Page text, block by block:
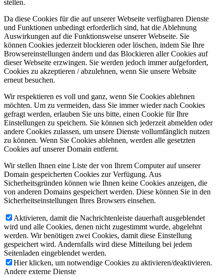
stellen.
Da diese Cookies für die auf unserer Webseite verfügbaren Dienste
und Funktionen unbedingt erforderlich sind, hat die Ablehnung
Auswirkungen auf die Funktionsweise unserer Webseite. Sie
können Cookies jederzeit blockieren oder löschen, indem Sie Ihre
Browsereinstellungen ändern und das Blockieren aller Cookies auf
dieser Webseite erzwingen. Sie werden jedoch immer aufgefordert,
Cookies zu akzeptieren / abzulehnen, wenn Sie unsere Website
erneut besuchen.
Wir respektieren es voll und ganz, wenn Sie Cookies ablehnen
möchten. Um zu vermeiden, dass Sie immer wieder nach Cookies
gefragt werden, erlauben Sie uns bitte, einen Cookie für Ihre
Einstellungen zu speichern. Sie können sich jederzeit abmelden oder
andere Cookies zulassen, um unsere Dienste vollumfänglich nutzen
zu können. Wenn Sie Cookies ablehnen, werden alle gesetzten
Cookies auf unserer Domain entfernt.
Wir stellen Ihnen eine Liste der von Ihrem Computer auf unserer
Domain gespeicherten Cookies zur Verfügung. Aus
Sicherheitsgründen können wie Ihnen keine Cookies anzeigen, die
von anderen Domains gespeichert werden. Diese können Sie in den
Sicherheitseinstellungen Ihres Browsers einsehen.
Aktivieren, damit die Nachrichtenleiste dauerhaft ausgeblendet
wird und alle Cookies, denen nicht zugestimmt wurde, abgelehnt
werden. Wir benötigen zwei Cookies, damit diese Einstellung
gespeichert wird. Andernfalls wird diese Mitteilung bei jedem
Seitenladen eingeblendet werden.
Hier klicken, um notwendige Cookies zu aktivieren/deaktivieren.
Andere externe Dienste